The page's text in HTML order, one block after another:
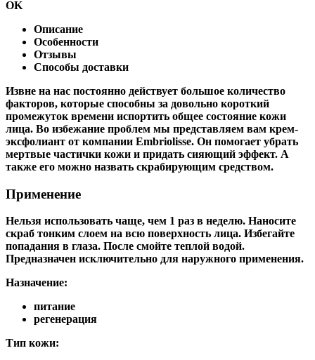
OK
Описание
Особенности
Отзывы
Способы доставки
Извне на нас постоянно действует большое количество
факторов, которые способны за довольно короткий
промежуток времени испортить общее состояние кожи
лица. Во избежание проблем мы представляем вам крем-
эксфолиант от компании Embriolisse. Он помогает убрать
мертвые частички кожи и придать сияющий эффект. А
также его можно назвать скрабирующим средством.
Применение
Нельзя использовать чаще, чем 1 раз в неделю. Наносите
скраб тонким слоем на всю поверхность лица. Избегайте
попадания в глаза. После смойте теплой водой.
Предназначен исключительно для наружного применения.
Назначение:
питание
регенерация
Тип кожи: